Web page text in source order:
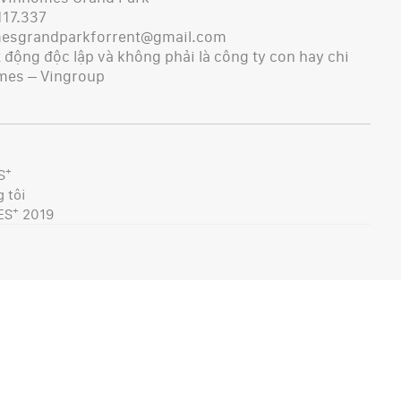
độc lập và không phải là công ty con hay chi
– Vingroup
+
tôi
+ 2019